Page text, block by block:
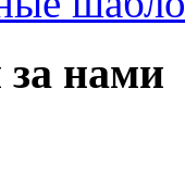
за нами